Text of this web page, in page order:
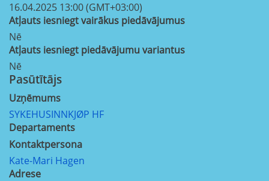
16.04.2025 13:00 (GMT+03:00)
Atļauts iesniegt vairākus piedāvājumus
Nē
Atļauts iesniegt piedāvājumu variantus
Nē
Pasūtītājs
Uzņēmums
SYKEHUSINNKJØP HF
Departaments
Kontaktpersona
Kate-Mari Hagen
Adrese